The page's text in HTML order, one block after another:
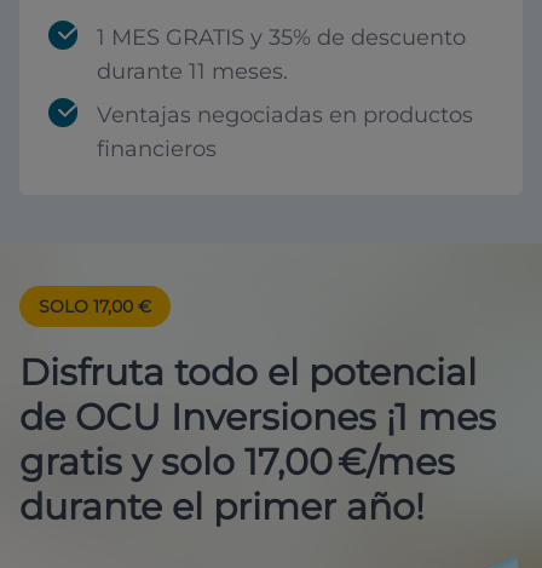
1 MES GRATIS y 35% de descuento
durante 11 meses.
Ventajas negociadas en productos
financieros
SOLO 17,00 €
Disfruta todo el potencial
de OCU Inversiones ¡1 mes
gratis y solo 17,00 €/mes
durante el primer año!